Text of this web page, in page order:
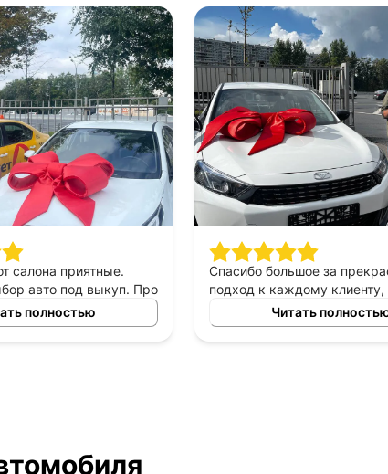
салона приятные.
авто под выкуп. Про
сказать только
в общении,
сделать
полностью
Спасибо большое за
подход к каждому
выборе автомобиля в
выкуп, прекрасный
который был всегда с нами
Читать